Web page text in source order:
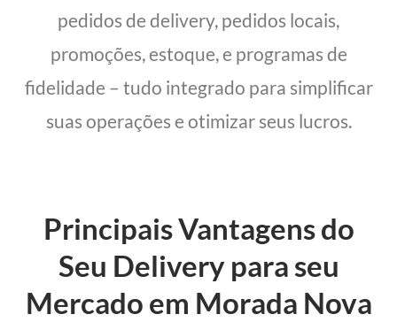
pedidos de delivery, pedidos locais,
promoções, estoque, e programas de
fidelidade – tudo integrado para simplificar
suas operações e otimizar seus lucros.
Principais Vantagens do
Seu Delivery para seu
Mercado em Morada Nova